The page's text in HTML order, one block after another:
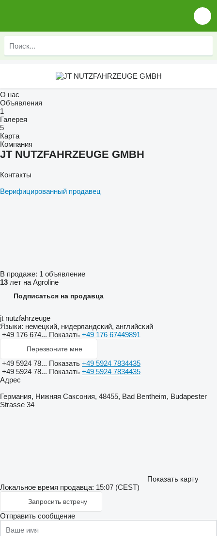
О нас
Объявления
1
Галерея
5
Карта
Компания
JT NUTZFAHRZEUGE GMBH
Контакты
Верифицированный продавец
В продаже: 1 объявление
13 лет на Agroline
Подписаться на продавца
jt nutzfahrzeuge
Языки: немецкий, нидерландский, английский
+49 176 674... Показать +49 176 67449891
Перезвоните мне
+49 5924 78... Показать +49 5924 7834435
+49 5924 78... Показать +49 5924 7834435
Адрес
Германия, Нижняя Саксония, 48455, Bad Bentheim, Budapester
Strasse 34
Показать карту
Локальное время продавца: 15:07 (CEST)
Запросить встречу
Отправить сообщение